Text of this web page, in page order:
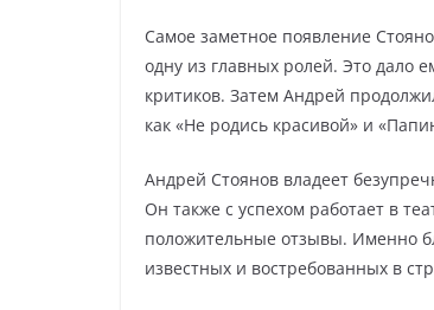
Самое заметное появление
одну из главных ролей. Это дало
критиков. Затем Андрей
как «Не родись красивой» и
Андрей Стоянов владеет
Он также с успехом работает в
положительные отзывы. Именно
известных и востребованных в